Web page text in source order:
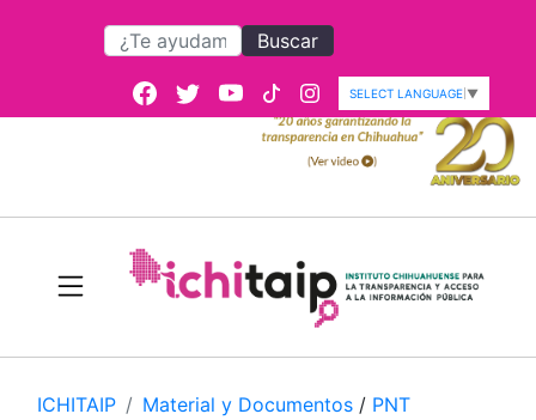
Buscar
SELECT LANGUAGE ▼
ICHITAIP Material y Documentos / PNT